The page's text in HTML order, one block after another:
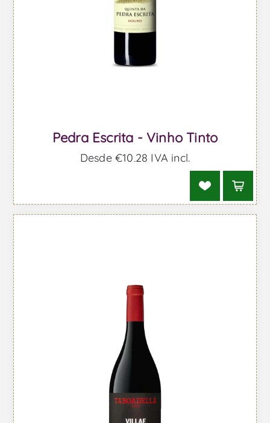
Pedra Escrita - Vinho Tinto
Desde €10,28 IVA incl.